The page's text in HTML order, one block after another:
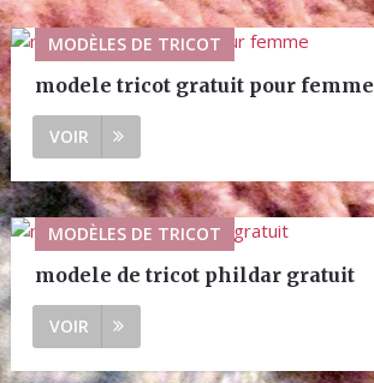
MODÈLES DE TRICOT
modele tricot gratuit pour femme
VOIR
MODÈLES DE TRICOT
modele de tricot phildar gratuit
VOIR